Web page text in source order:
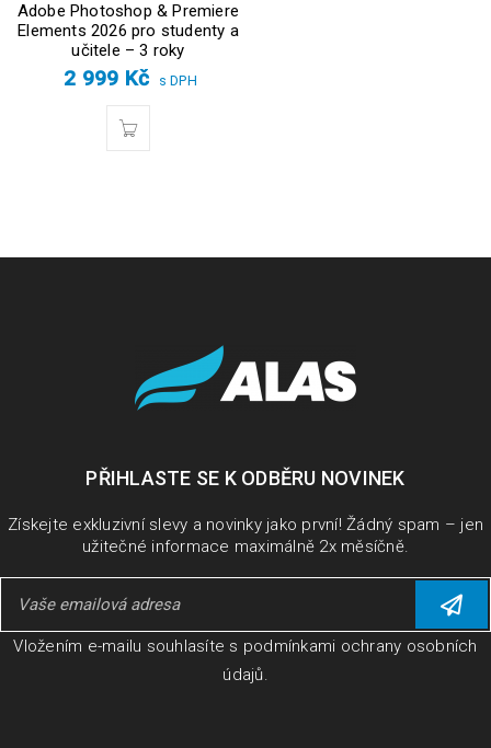
Adobe Photoshop & Premiere
Elements 2026 pro studenty a
učitele – 3 roky
2 999 Kč s DPH
PŘIHLASTE SE K ODBĚRU NOVINEK
Získejte exkluzivní slevy a novinky jako první! Žádný spam – jen
užitečné informace maximálně 2x měsíčně.
Vložením e-mailu souhlasíte s podmínkami ochrany osobních
údajů.